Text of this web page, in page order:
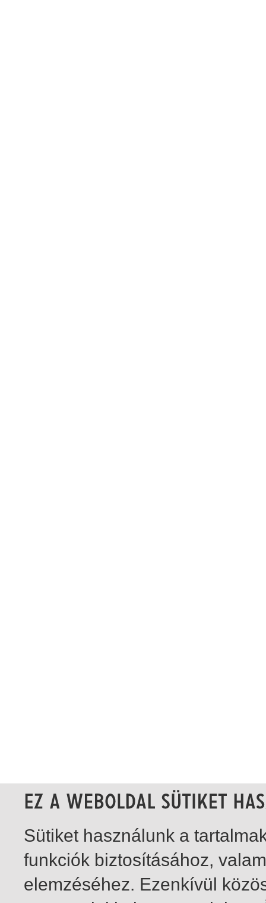
Sütiket használunk a
funkciók biztosításához,
elemzéséhez. Ezenkívül